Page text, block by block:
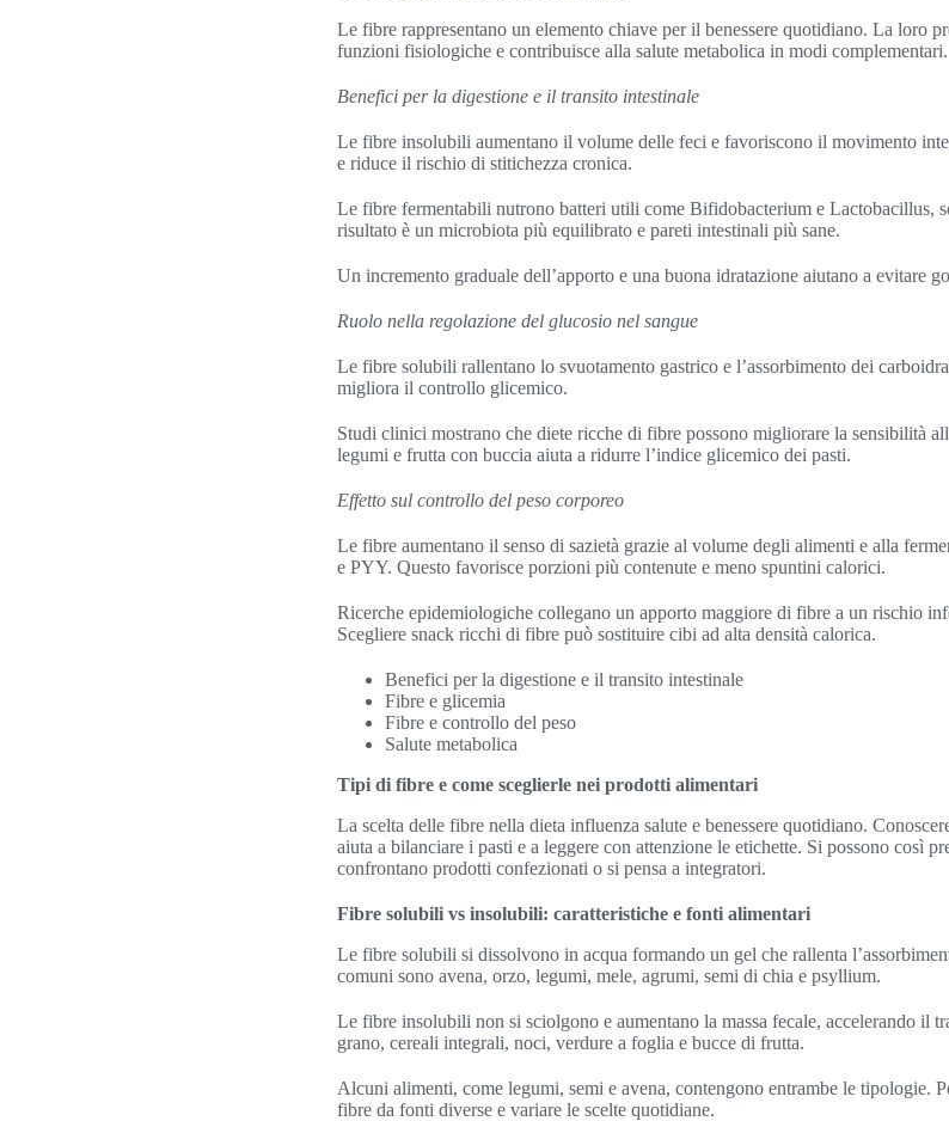
Le fibre rappresentano un elemento chiave per il benessere quotidiano. La loro
funzioni fisiologiche e contribuisce alla salute metabolica in modi complementari.
Benefici per la digestione e il transito intestinale
Le fibre insolubili aumentano il volume delle feci e favoriscono il movimento
e riduce il rischio di stitichezza cronica.
Le fibre fermentabili nutrono batteri utili come Bifidobacterium e Lactobacillus,
risultato è un microbiota più equilibrato e pareti intestinali più sane.
Un incremento graduale dell’apporto e una buona idratazione aiutano a evitare
Ruolo nella regolazione del glucosio nel sangue
Le fibre solubili rallentano lo svuotamento gastrico e l’assorbimento dei
migliora il controllo glicemico.
Studi clinici mostrano che diete ricche di fibre possono migliorare la sensibilità
legumi e frutta con buccia aiuta a ridurre l’indice glicemico dei pasti.
Effetto sul controllo del peso corporeo
Le fibre aumentano il senso di sazietà grazie al volume degli alimenti e alla
e PYY. Questo favorisce porzioni più contenute e meno spuntini calorici.
Ricerche epidemiologiche collegano un apporto maggiore di fibre a un rischio
Scegliere snack ricchi di fibre può sostituire cibi ad alta densità calorica.
Benefici per la digestione e il transito intestinale
Fibre e glicemia
Fibre e controllo del peso
Salute metabolica
Tipi di fibre e come sceglierle nei prodotti alimentari
La scelta delle fibre nella dieta influenza salute e benessere quotidiano.
aiuta a bilanciare i pasti e a leggere con attenzione le etichette. Si possono così
confrontano prodotti confezionati o si pensa a integratori.
Fibre solubili vs insolubili: caratteristiche e fonti alimentari
Le fibre solubili si dissolvono in acqua formando un gel che rallenta
comuni sono avena, orzo, legumi, mele, agrumi, semi di chia e psyllium.
Le fibre insolubili non si sciolgono e aumentano la massa fecale, accelerando il
grano, cereali integrali, noci, verdure a foglia e bucce di frutta.
Alcuni alimenti, come legumi, semi e avena, contengono entrambe le tipologie.
fibre da fonti diverse e variare le scelte quotidiane.